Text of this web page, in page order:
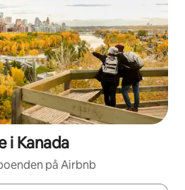
i Kanada
på Airbnb